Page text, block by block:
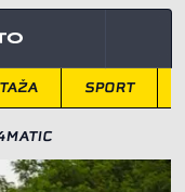
SPORT